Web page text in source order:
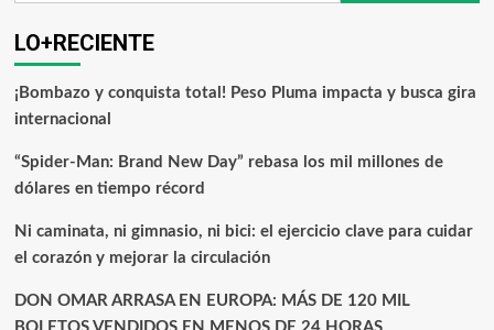
LO+RECIENTE
¡Bombazo y conquista total! Peso Pluma impacta y busca gira
internacional
“Spider-Man: Brand New Day” rebasa los mil millones de
dólares en tiempo récord
Ni caminata, ni gimnasio, ni bici: el ejercicio clave para cuidar
el corazón y mejorar la circulación
DON OMAR ARRASA EN EUROPA: MÁS DE 120 MIL